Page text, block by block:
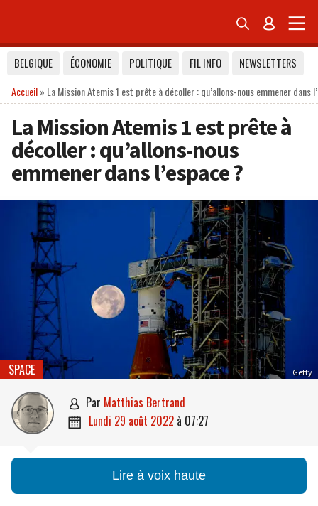
 
BELGIQUE ÉCONOMIE POLITIQUE FIL INFO
NEWSLETTERS
Accueil» La Mission Atemis 1 est prête à décoller : qu’allons-nous emmener dans
La Mission Atemis 1 est prête à
décoller : qu’allons-nous
emmener dans l’espace ?
Getty
SPACE
 par Matthias Bertrand
 lundi 29 août 2022 à 07:27
Lire à voix haute